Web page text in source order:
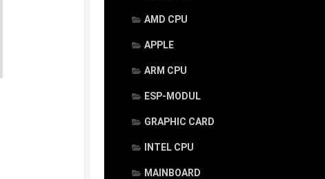
AMD CPU
APPLE
ARM CPU
ESP-MODUL
GRAPHIC CARD
INTEL CPU
MAINBOARD